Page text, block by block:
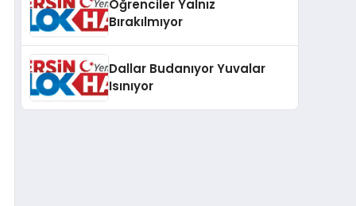
Öğrenciler Yalnız
Bırakılmıyor
Dallar Budanıyor Yuvalar
Isınıyor